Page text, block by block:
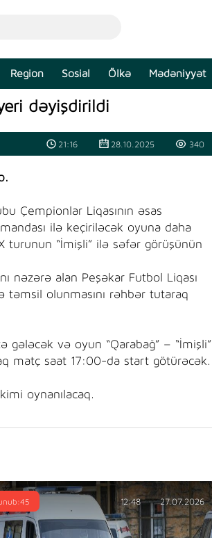
Region Sosial Ölkə Mədəniyyət
dəyişdirildi
21:16 28.10.2025 340
Çempionlar Liqasının əsas
ilə keçiriləcək oyuna daha
turunun “İmişli” ilə səfər görüşünün
nəzərə alan Peşəkar Futbol Liqası
olunmasını rəhbər tutaraq
gələcək və oyun “Qarabağ” – “İmişli”
matç saat 17:00-da start götürəcək.
oynanılacaq.
12:48 27.07.2026